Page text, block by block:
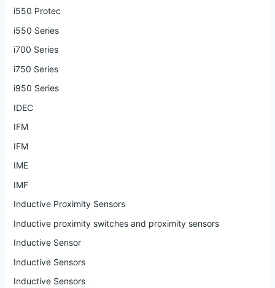
i550 Protec
i550 Series
i700 Series
i750 Series
i950 Series
IDEC
IFM
IFM
IME
IMF
Inductive Proximity Sensors
Inductive proximity switches and proximity sensors
Inductive Sensor
Inductive Sensors
Inductive Sensors